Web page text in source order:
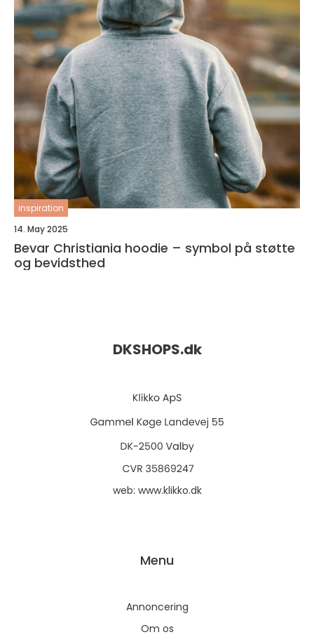
inspiration
14. May 2025
Bevar Christiania hoodie – symbol på støtte
og bevidsthed
DKSHOPS.dk
web: www.klikko.dk
Menu
Annoncering
Om os